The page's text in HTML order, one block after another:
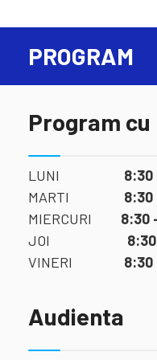
PROGRAM
Program
LUNI 8:30
MARTI 8:30
MIERCURI 8:30
JOI
VINERI 8:30
Audienta